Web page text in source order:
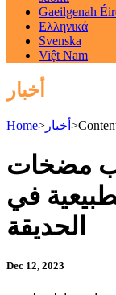
Gaeilgenah
Ελληνικά
Svenska
Việt Nam
أخبار
Home> أخبار >
مضخات
في
الحديقة
Dec 12, 2023